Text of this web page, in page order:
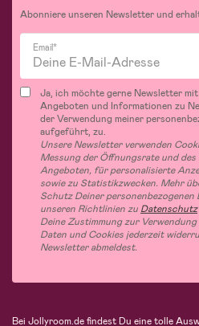
Abonniere unseren Newsletter und
Email*
Ja, ich möchte gerne Newsletter
Angeboten und Informationen zu
der Verwendung meiner
aufgeführt, zu.
Unsere Newsletter verwenden
Messung der Öffnungsrate und
Angeboten, für personalisierte
sowie zu Statistikzwecken. Mehr
Schutz Deiner
unseren Richtlinien zu Datenschutz
Deine Zustimmung zur
Daten und Cookies jederzeit
Newsletter abmeldest.
Bei Jollyroom.de findest Du eine tolle